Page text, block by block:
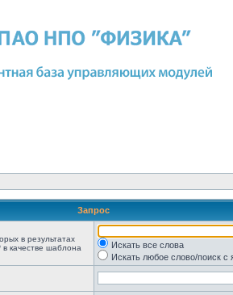
Запрос
в результатах
в качестве шаблона
Искать все слова
Искать любое слово/поиск с